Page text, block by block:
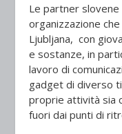
Le partner
organizzazione
Ljubljana, con
e sostanze, in
lavoro di
gadget di diverso
proprie attività sia
fuori dai punti di